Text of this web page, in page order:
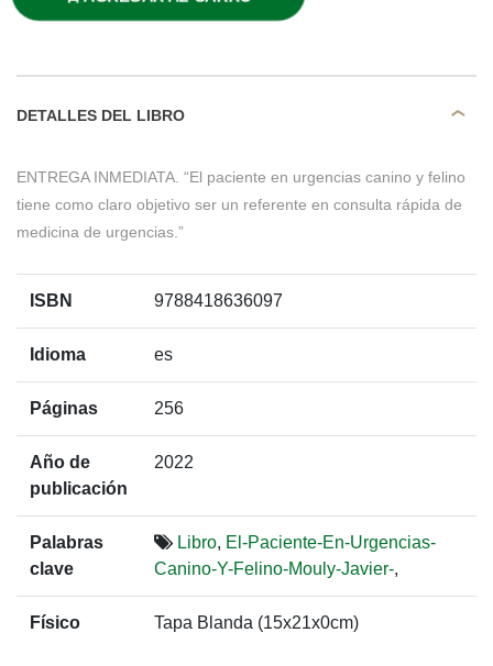
DETALLES DEL LIBRO
ENTREGA INMEDIATA. “El paciente en urgencias canino y felino
tiene como claro objetivo ser un referente en consulta rápida de
medicina de urgencias.”
ISBN 9788418636097
Idioma es
Páginas 256
Año de
publicación
2022
Palabras
clave
Libro, El-Paciente-En-Urgencias-
Canino-Y-Felino-Mouly-Javier-,
Físico Tapa Blanda (15x21x0cm)